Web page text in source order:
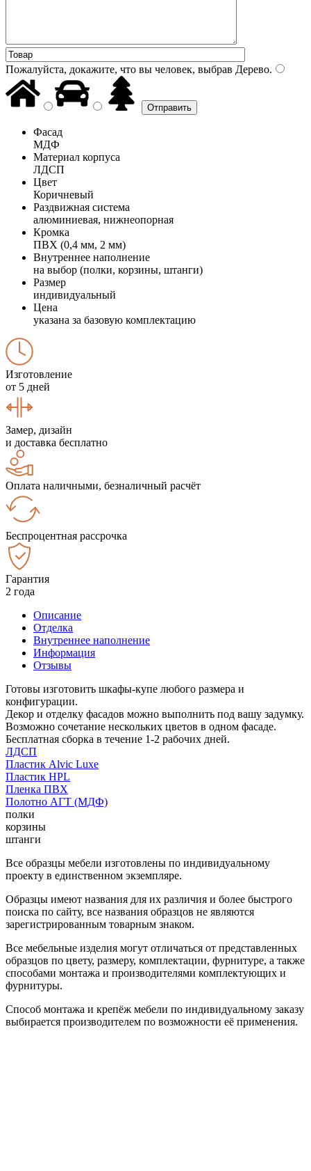
Пожалуйста, докажите, что вы человек, выбрав Дерево.
Фасад
МДФ
Материал корпуса
ЛДСП
Цвет
Коричневый
Раздвижная система
алюминиевая, нижнеопорная
Кромка
ПВХ (0,4 мм, 2 мм)
Внутреннее наполнение
на выбор (полки, корзины, штанги)
Размер
индивидуальный
Цена
указана за базовую комплектацию
Изготовление
от 5 дней
Замер, дизайн
и доставка бесплатно
Оплата наличными, безналичный расчёт
Беспроцентная рассрочка
Гарантия
2 года
Описание
Отделка
Внутреннее наполнение
Информация
Отзывы
Готовы изготовить шкафы-купе любого размера и
конфигурации.
Декор и отделку фасадов можно выполнить под вашу задумку.
Возможно сочетание нескольких цветов в одном фасаде.
Бесплатная сборка в течение 1-2 рабочих дней.
ЛДСП
Пластик Alvic Luxe
Пластик HPL
Пленка ПВХ
Полотно АГТ (МДФ)
полки
корзины
штанги
Все образцы мебели изготовлены по индивидуальному
проекту в единственном экземпляре.
Образцы имеют названия для их различия и более быстрого
поиска по сайту, все названия образцов не являются
зарегистрированным товарным знаком.
Все мебельные изделия могут отличаться от представленных
образцов по цвету, размеру, комплектации, фурнитуре, а также
способами монтажа и производителями комплектующих и
фурнитуры.
Способ монтажа и крепёж мебели по индивидуальному заказу
выбирается производителем по возможности её применения.